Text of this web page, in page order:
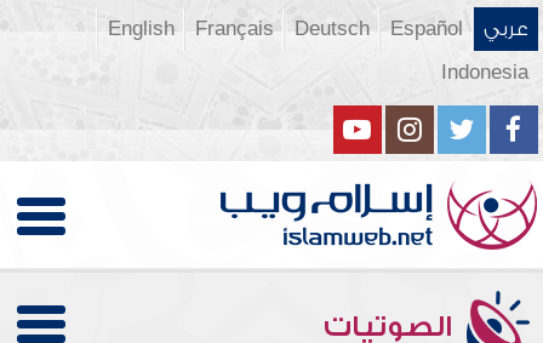
عربي Español
Deutsch
Français
English
Indonesia
الصوتيات